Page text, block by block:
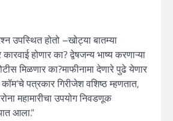
उपस्थित होतो –खोट्या बातम्या
होणार का? द्वेषजन्य भाष्य करणाऱ्या
मिळणार का?माफीनामा देणारे पुढे येणार
पत्रकार गिरीजेश वशिष्ठ म्हणतात,
महामारीचा उपयोग निवडणूक
आला.”